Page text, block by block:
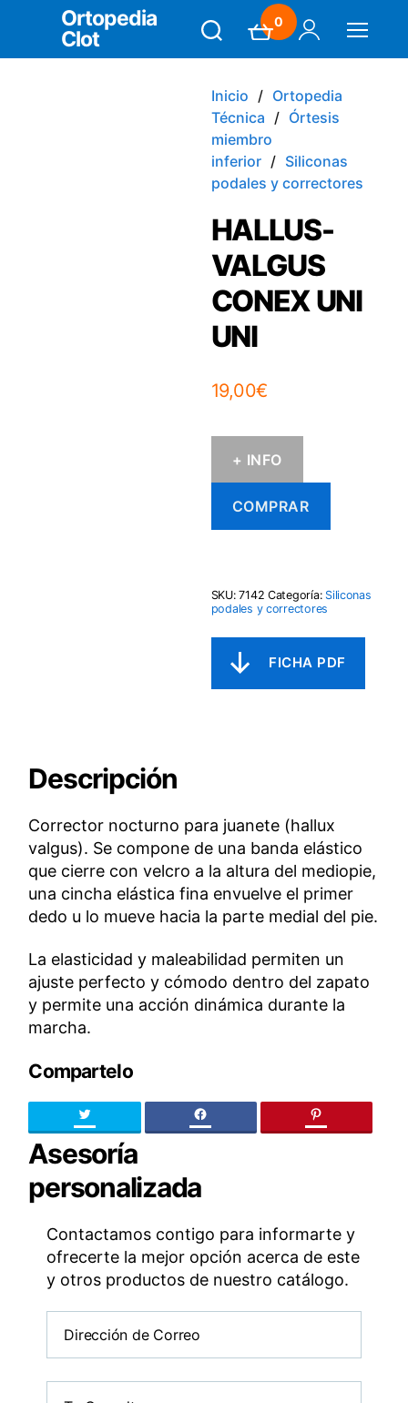
Ortopedia
Clot
0
Inicio
Ortopedia
Técnica
Órtesis
miembro
inferior
Siliconas
podales y correctores
HALLUS-
VALGUS
CONEX UNI
UNI
19,00€
+ INFO
COMPRAR
SKU:7142 Categoría: Siliconas
podales y correctores
Descripción
Corrector nocturno para juanete (hallux
valgus). Se compone de una banda elástico
que cierre con velcro a la altura del mediopie,
una cincha elástica fina envuelve el primer
dedo u lo mueve hacia la parte medial del pie.
La elasticidad y maleabilidad permiten un
ajuste perfecto y cómodo dentro del zapato
y permite una acción dinámica durante la
marcha.
Compartelo
Twitter facebook pinteres
Asesoría
personalizada
Contactamos contigo para informarte y
ofrecerte la mejor opción acerca de este
y otros productos de nuestro catálogo.